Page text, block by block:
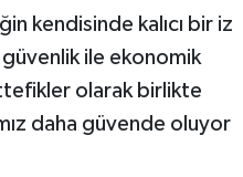
kendisinde kalıcı bir iz
güvenlik ile ekonomik
olarak birlikte
daha güvende oluyor